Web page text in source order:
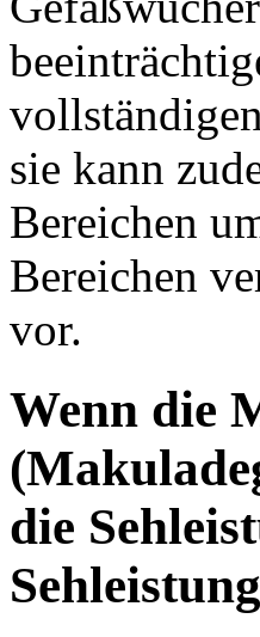
sie kann
Bereichen
Bereichen
vor.
Wenn die
die